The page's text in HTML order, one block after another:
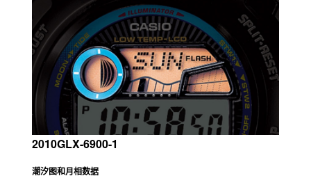
2010GLX-6900-1
潮汐图和月相数据